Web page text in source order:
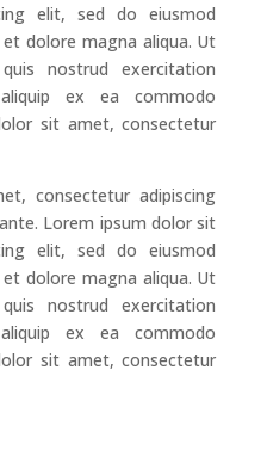
elit, sed do eiusmod
dolore magna aliqua. Ut
nostrud exercitation
ex ea commodo
sit amet, consectetur
consectetur adipiscing
Lorem ipsum dolor sit
elit, sed do eiusmod
dolore magna aliqua. Ut
nostrud exercitation
ex ea commodo
sit amet, consectetur